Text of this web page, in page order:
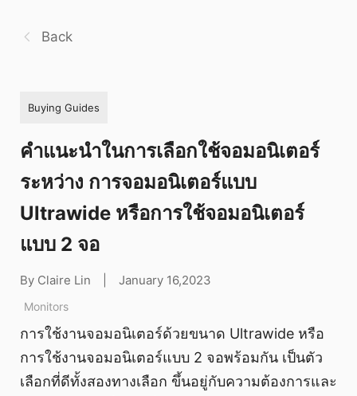
Back
Buying Guides
คำแนะนำในการเลือกใช้จอมอนิเตอร์
ระหว่าง การจอมอนิเตอร์แบบ
Ultrawide หรือการใช้จอมอนิเตอร์
แบบ 2 จอ
By Claire Lin January 16,2023
Monitors
การใช้งานจอมอนิเตอร์ด้วยขนาด Ultrawide หรือ
การใช้งานจอมอนิเตอร์แบบ 2 จอพร้อมกัน เป็นตัว
เลือกที่ดีทั้งสองทางเลือก ขึ้นอยู่กับความต้องการและ